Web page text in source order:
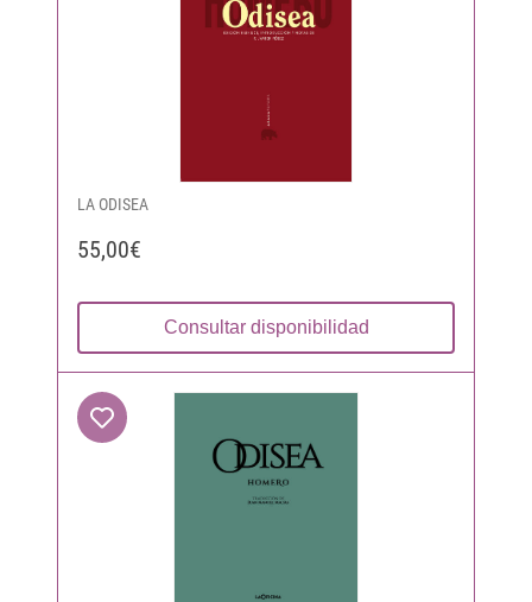
LA ODISEA
55,00€
Consultar disponibilidad